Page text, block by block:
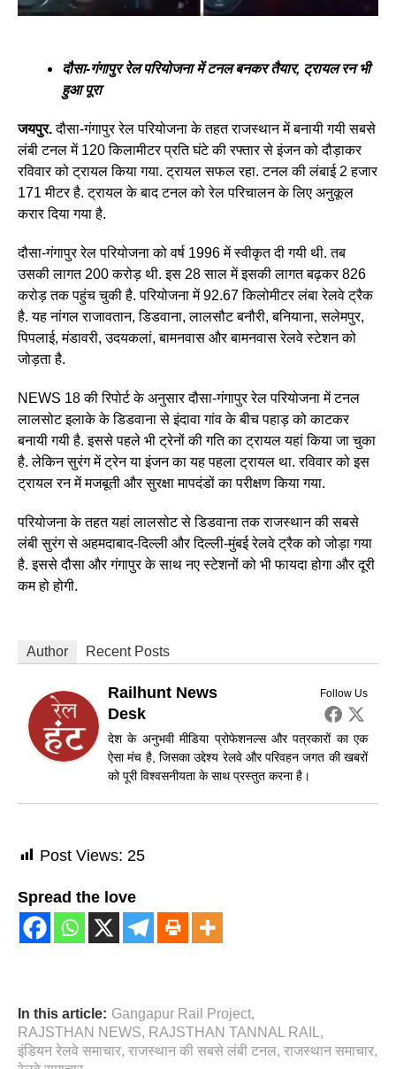
दौसा-गंगापुर रेल परियोजना में टनल बनकर तैयार, ट्रायल रन भी
हुआ पूरा
जयपुर.दौसा-गंगापुर रेल परियोजना के तहत राजस्थान में बनायी गयी सबसे
लंबी टनल में 120 किलामीटर प्रति घंटे की रफ्तार से इंजन को दौड़ाकर
रविवार को ट्रायल किया गया. ट्रायल सफल रहा. टनल की लंबाई 2 हजार
171 मीटर है. ट्रायल के बाद टनल को रेल परिचालन के लिए अनुकूल
करार दिया गया है.
दौसा-गंगापुर रेल परियोजना को वर्ष 1996 में स्वीकृत दी गयी थी. तब
उसकी लागत 200 करोड़ थी. इस 28 साल में इसकी लागत बढ़कर 826
करोड़ तक पहुंच चुकी है. परियोजना में 92.67 किलोमीटर लंबा रेलवे ट्रैक
है. यह नांगल राजावतान, डिडवाना, लालसौट बनौरी, बनियाना, सलेमपुर,
पिपलाई, मंडावरी, उदयकलां, बामनवास और बामनवास रेलवे स्टेशन को
जोड़ता है.
NEWS 18 की रिपोर्ट के अनुसार दौसा-गंगापुर रेल परियोजना में टनल
लालसोट इलाके के डिडवाना से इंदावा गांव के बीच पहाड़ को काटकर
बनायी गयी है. इससे पहले भी ट्रेनों की गति का ट्रायल यहां किया जा चुका
है. लेकिन सुरंग में ट्रेन या इंजन का यह पहला ट्रायल था. रविवार को इस
ट्रायल रन में मजबूती और सुरक्षा मापदंडों का परीक्षण किया गया.
परियोजना के तहत यहां लालसोट से डिडवाना तक राजस्थान की सबसे
लंबी सुरंग से अहमदाबाद-दिल्ली और दिल्ली-मुंबई रेलवे ट्रैक को जोड़ा गया
है. इससे दौसा और गंगापुर के साथ नए स्टेशनों को भी फायदा होगा और दूरी
कम हो होगी.
Author Recent Posts
Follow Us
Railhunt News
Desk
देश के अनुभवी मीडिया प्रोफेशनल्स और पत्रकारों का एक
ऐसा मंच है, जिसका उद्देश्य रेलवे और परिवहन जगत की खबरों
को पूरी विश्वसनीयता के साथ प्रस्तुत करना है।
Post Views: 25
Spread the love
In this article: Gangapur Rail Project,
RAJSTHAN NEWS, RAJSTHAN TANNAL RAIL ,
इंडियन रेलवे समाचार, राजस्थान की सबसे लंबी टनल, राजस्थान समाचार,